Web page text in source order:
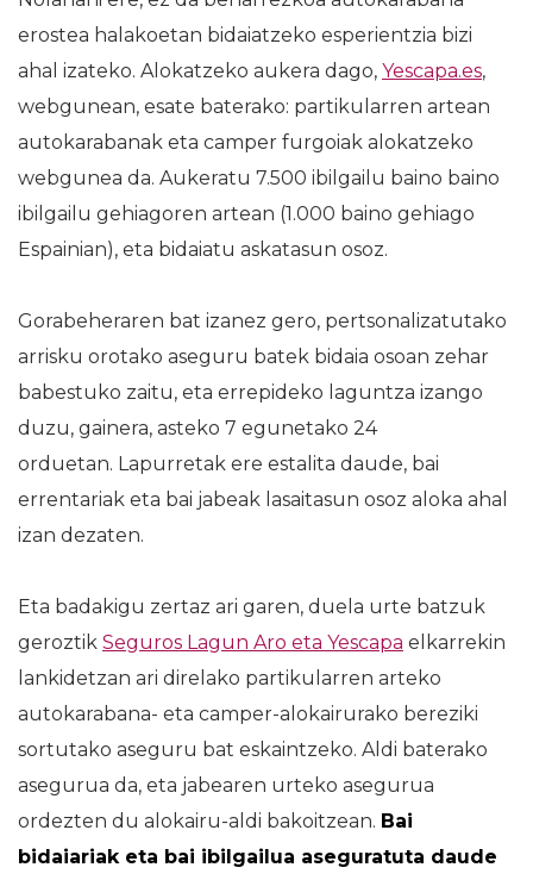
erostea halakoetan bidaiatzeko esperientzia bizi
ahal izateko. Alokatzeko aukera dago, Yescapa.es,
webgunean, esate baterako: partikularren artean
autokarabanak eta camper furgoiak alokatzeko
webgunea da. Aukeratu 7.500 ibilgailu baino baino
ibilgailu gehiagoren artean (1.000 baino gehiago
Espainian), eta bidaiatu askatasun osoz.
Gorabeheraren bat izanez gero, pertsonalizatutako
arrisku orotako aseguru batek bidaia osoan zehar
babestuko zaitu, eta errepideko laguntza izango
duzu, gainera, asteko 7 egunetako 24
orduetan. Lapurretak ere estalita daude, bai
errentariak eta bai jabeak lasaitasun osoz aloka ahal
izan dezaten.
Eta badakigu zertaz ari garen, duela urte batzuk
geroztik Seguros Lagun Aro eta Yescapa elkarrekin
lankidetzan ari direlako partikularren arteko
autokarabana- eta camper-alokairurako bereziki
sortutako aseguru bat eskaintzeko. Aldi baterako
asegurua da, eta jabearen urteko asegurua
ordezten du alokairu-aldi bakoitzean. Bai
bidaiariak eta bai ibilgailua aseguratuta daude